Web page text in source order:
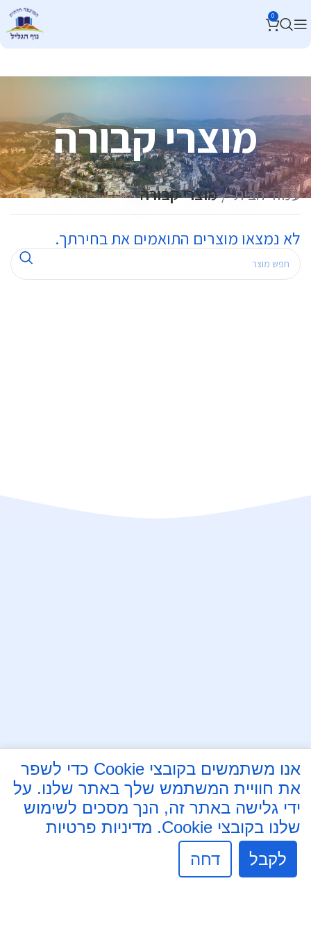
0
מוצרי קבורה
עמוד הבית מוצרי קבורה
לא נמצאו מוצרים התואמים את בחירתך.
לבנה 8, נוף הגליל
04-6554354
Mdnh@Mdnh.org.il
שעות פעילות מזכירות:
אנו משתמשים בקובצי Cookie כדי לשפר
את חוויית המשתמש שלך באתר שלנו. על
ידי גלישה באתר זה, הנך מסכים לשימוש
שלנו בקובצי Cookie.
מדיניות פרטיות
לקבל
דחה